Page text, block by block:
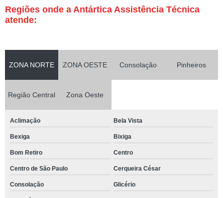
Regiões onde a Antártica Assistência Técnica
atende:
ZONA NORTE ZONA OESTE Consolação Pinheiros
Região Central Zona Oeste
Aclimação Bela Vista
Bexiga Bixiga
Bom Retiro Centro
Centro de São Paulo Cerqueira César
Consolação Glicério